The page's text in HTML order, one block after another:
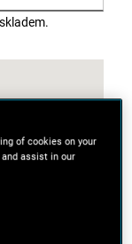
of cookies on your
assist in our